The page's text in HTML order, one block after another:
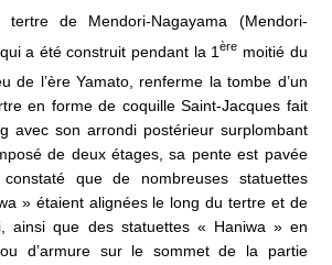
de Mendori-Nagayama (Mendori-
a été construit pendant la 1ère moitié du
de l’ère Yamato, renferme la tombe d’un
en forme de coquille Saint-Jacques fait
avec son arrondi postérieur surplombant
de deux étages, sa pente est pavée
que de nombreuses statuettes
» étaient alignées le long du tertre et de
ainsi que des statuettes « Haniwa » en
d’armure sur le sommet de la partie